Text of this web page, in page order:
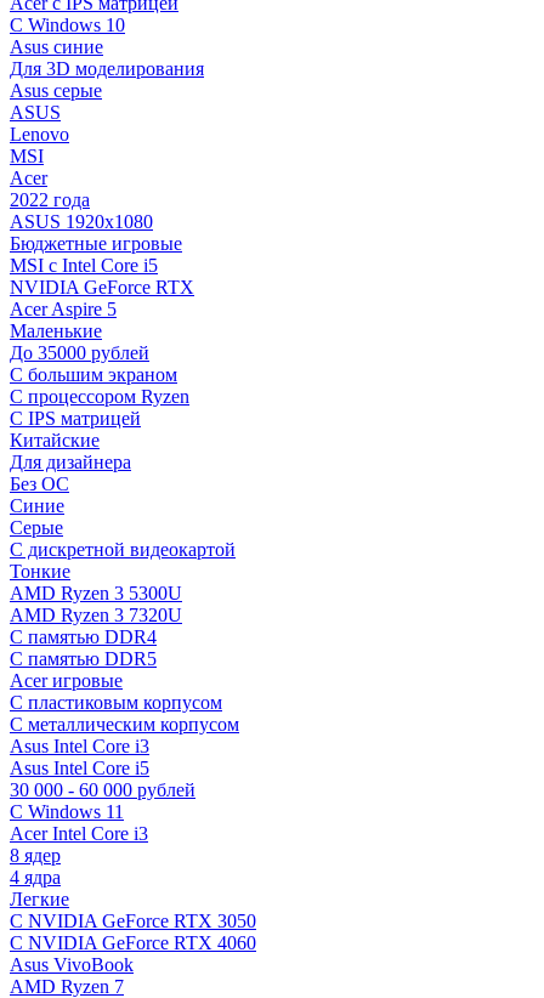
С Windows 10
Asus синие
Для 3D моделирования
Asus серые
ASUS
Lenovo
MSI
Acer
2022 года
ASUS 1920х1080
Бюджетные игровые
MSI с Intel Core i5
NVIDIA GeForce RTX
Acer Aspire 5
Маленькие
До 35000 рублей
C большим экраном
С процессором Ryzen
С IPS матрицей
Китайские
Для дизайнера
Без ОС
Синие
Серые
C дискретной видеокартой
Тонкие
AMD Ryzen 3 5300U
AMD Ryzen 3 7320U
С памятью DDR4
С памятью DDR5
Acer игровые
С пластиковым корпусом
С металлическим корпусом
Asus Intel Core i3
Asus Intel Core i5
30 000 - 60 000 рублей
С Windows 11
Acer Intel Core i3
8 ядер
4 ядра
Легкие
С NVIDIA GeForce RTX 3050
С NVIDIA GeForce RTX 4060
Asus VivoBook
AMD Ryzen 7